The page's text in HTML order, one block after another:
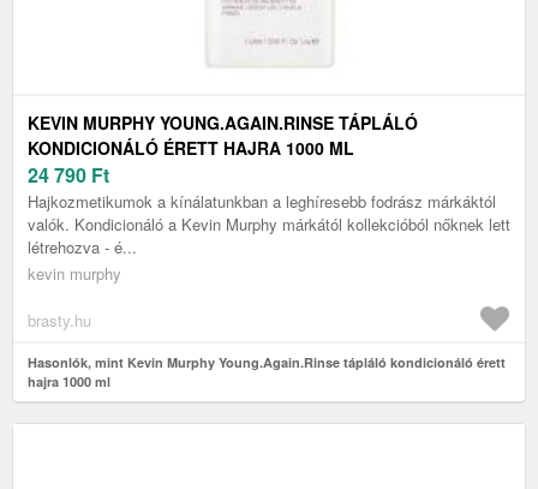
KEVIN MURPHY YOUNG.AGAIN.RINSE TÁPLÁLÓ
KONDICIONÁLÓ ÉRETT HAJRA 1000 ML
24 790 Ft
Hajkozmetikumok a kínálatunkban a leghíresebb fodrász márkáktól
valók. Kondicionáló a Kevin Murphy márkától kollekcióból nőknek lett
létrehozva - é...
kevin murphy
brasty.hu
Hasonlók, mint Kevin Murphy Young.Again.Rinse tápláló kondicionáló érett
hajra 1000 ml